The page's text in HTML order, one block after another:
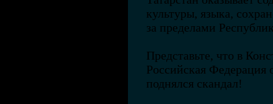
культуры, языка,
за пределами
Представьте, что в
Российская Федерация
поднялся скандал!